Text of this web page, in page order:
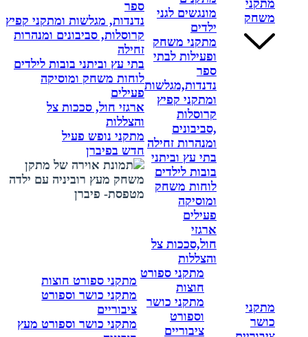
מתקני
משחק
מונגשים לגני
ילדים
מתקני משחק
ופעילות לבתי
ספר
נדנדות,מגלשות
ומתקני קפיץ
קרוסלות
,סביבונים
ומנהרות זחילה
בתי עץ וביתני
בובות לילדים
לוחות משחק
ומוסיקה
פעילים
ארגזי
חול,סככות צל
והצללות
ספר
נדנדות, מגלשות ומתקני קפיץ
קרוסלות, סביבונים ומנהרות
זחילה
בתי עץ וביתני בובות לילדים
לוחות משחק ומוסיקה
פעילים
ארגזי חול, סככות צל
והצללות
מתקני נופש פעיל
חדש בפיברן
מתקני
כושר
מתקני ספורט
חוצות
מתקני כושר
וספורט
ציבוריים
מתקני ספורט חוצות
מתקני כושר וספורט
ציבוריים
מתקני כושר וספורט מעץ